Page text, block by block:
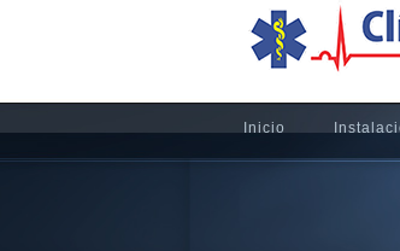
Inicio